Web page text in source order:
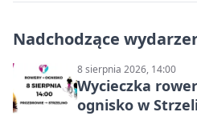
Nadchodzące
8 sierpnia 2026, 14:00
Wycieczka
ognisko w